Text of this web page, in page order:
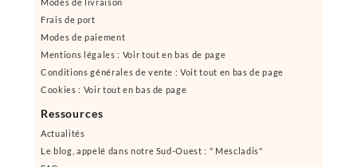
Frais de port
Modes de paiement
Mentions légales : Voir tout en bas de page
Conditions générales de vente : Voit tout en bas de page
Cookies : Voir tout en bas de page
Ressources
Actualités
Le blog, appelé dans notre Sud-Ouest : " Mescladis"